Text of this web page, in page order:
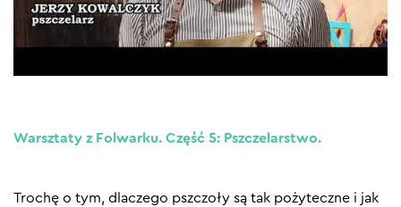
Warsztaty z Folwarku. Część 5: Pszczelarstwo.
Trochę o tym, dlaczego pszczoły są tak pożyteczne i jak